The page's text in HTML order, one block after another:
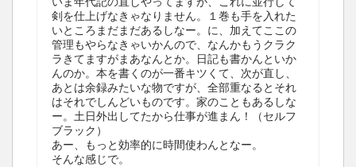
剣を仕上げなきゃなりません。１巻も手を入れた
いところまだまだあるしなー。に、加えてここの
管理もやらなきゃいかんので、なんかもうクラク
ラきてますがまあなんとか。日記も書かんといか
んのか。本を書くのが一番キツくて、次が直し、
あとは余録みたいな物ですが、全部重なるとそれ
はそれでしんどいものです。家のこともあるしな
ー。土日外出してたから仕事が進まん！（セルフ
ブラック）
あー、もっと効率的に時間使わんとなー。
そんな感じで。